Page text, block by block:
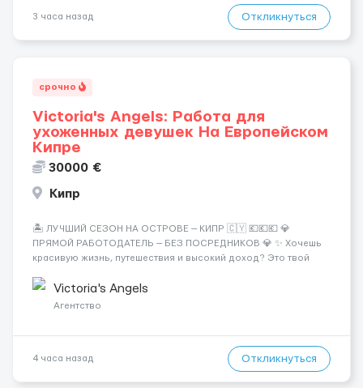
3 часа назад Откликнуться
срочно
Victoria's Angels: Работа для
ухоженных девушек На Европейском
Кипре
30000 €
Кипр
🏝️ ЛУЧШИЙ СЕЗОН НА ОСТРОВЕ — КИПР 🇨🇾 💶💶💶 💎
ПРЯМОЙ РАБОТОДАТЕЛЬ — БЕЗ ПОСРЕДНИКОВ 💎 ✨ Хочешь
красивую жизнь, путешествия и высокий доход? Это твой
Опытная команда с годами практики — Стабильный поток
клиентов (без ...
Victoria's Angels
Агентство
4 часа назад Откликнуться